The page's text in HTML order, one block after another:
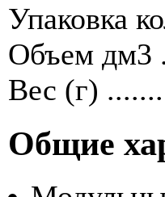
Упаковка
Объем дм3
Вес (г)
Общие